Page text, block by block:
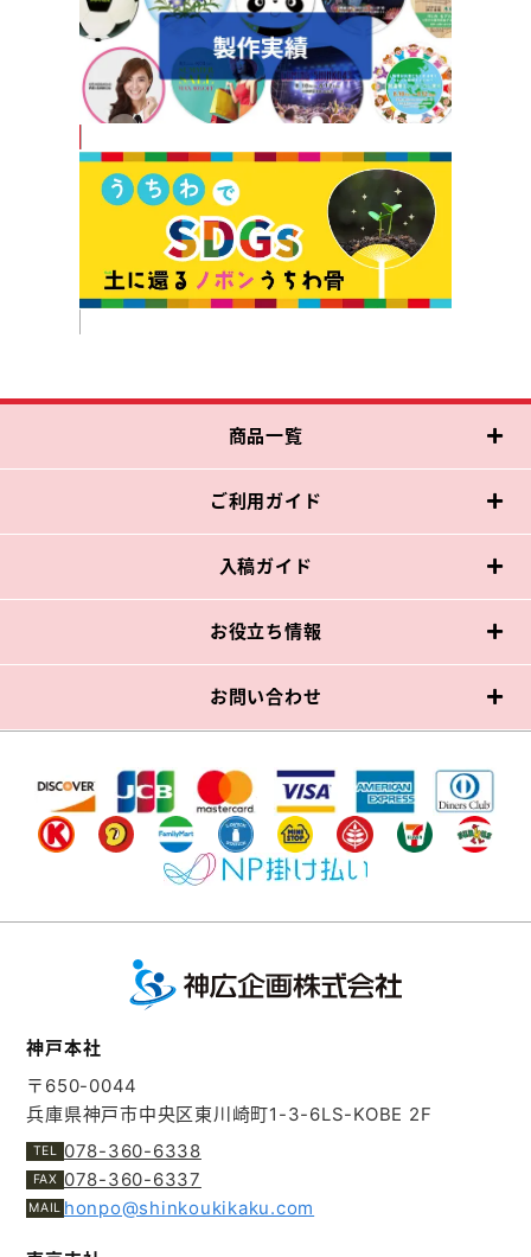
商品一覧
ご利用ガイド
入稿ガイド
お役立ち情報
お問い合わせ
神戸本社
〒650-0044
兵庫県神戸市中央区東川崎町1-3-6LS-KOBE 2F
078-360-6338
078-360-6337
honpo@shinkoukikaku.com